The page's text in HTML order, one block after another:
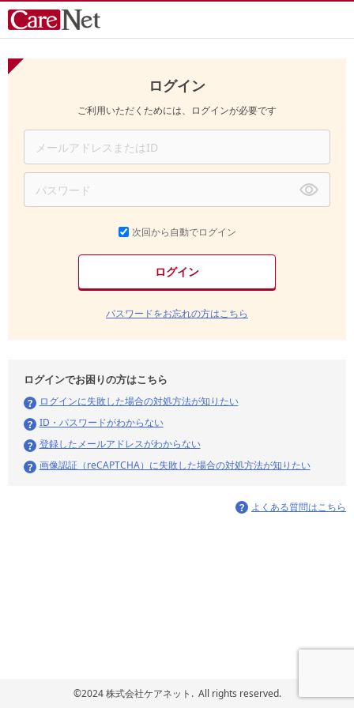
ログイン
ご利用いただくためには、ログインが必要です
次回から自動でログイン
パスワードをお忘れの方はこちら
ログインでお困りの方はこちら
ログインに失敗した場合の対処方法が知りたい
ID・パスワードがわからない
登録したメールアドレスがわからない
画像認証（reCAPTCHA）に失敗した場合の対処方法が知りたい
よくある質問はこちら
©2024 株式会社ケアネット. All rights reserved.